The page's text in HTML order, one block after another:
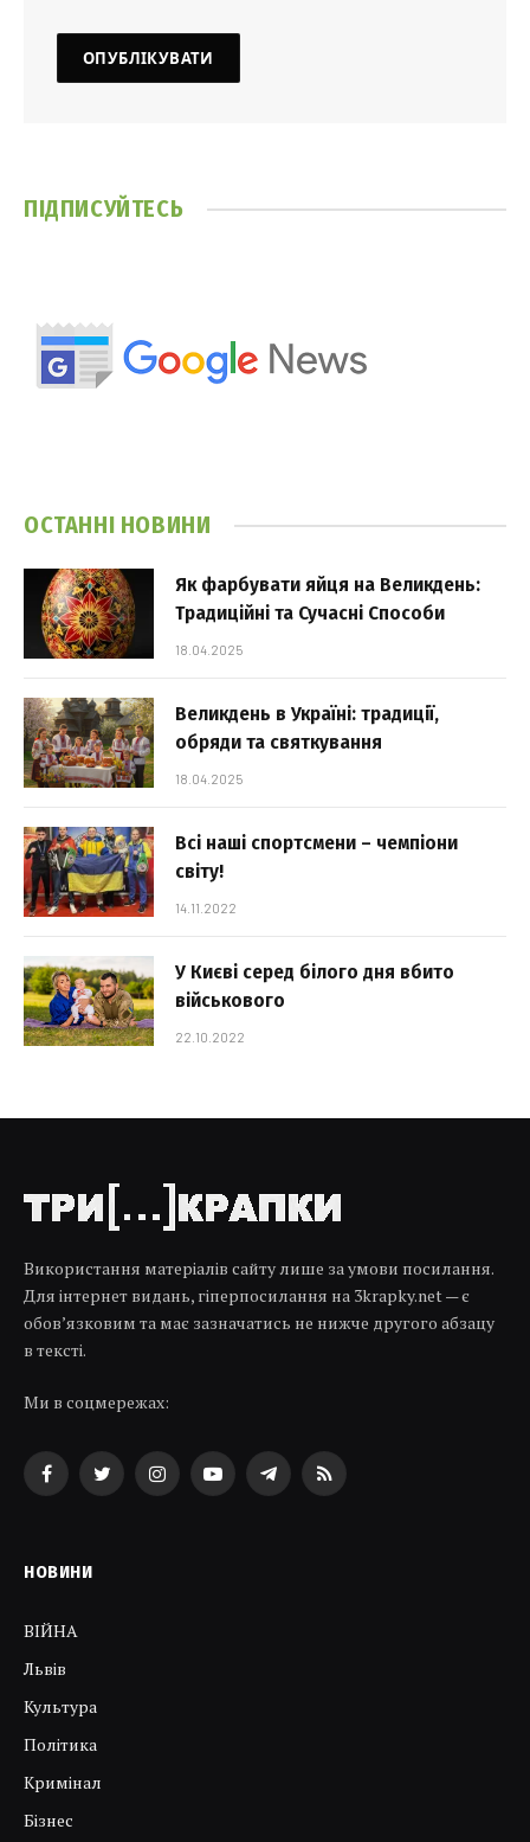
ПІДПИСУЙТЕСЬ
ОСТАННІ НОВИНИ
Як фарбувати яйця на Великдень:
Традиційні та Сучасні Способи
18.04.2025
Великдень в Україні: традиції,
обряди та святкування
18.04.2025
Всі наші спортсмени – чемпіони
світу!
14.11.2022
У Києві серед білого дня вбито
військового
22.10.2022
Використання матеріалів сайту лише за умови посилання.
Для інтернет видань, гіперпосилання на 3krapky.net — є
обов’язковим та має зазначатись не нижче другого абзацу
в тексті.
Ми в соцмережах:
FacebookTwitterInstagramYouTubeTelegramRSS
НОВИНИ
ВІЙНА
Львів
Культура
Політика
Кримінал
Бізнес